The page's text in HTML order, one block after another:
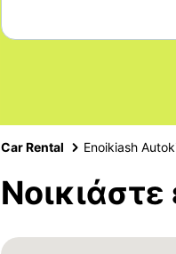
Car Rental Enoikiash
Νοικιάστε